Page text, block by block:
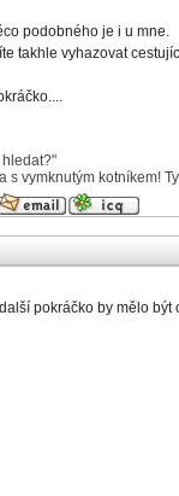
podobného je i u mne.
takhle vyhazovat
hledat?"
s vymknutým kotníkem!
pokráčko by mělo být